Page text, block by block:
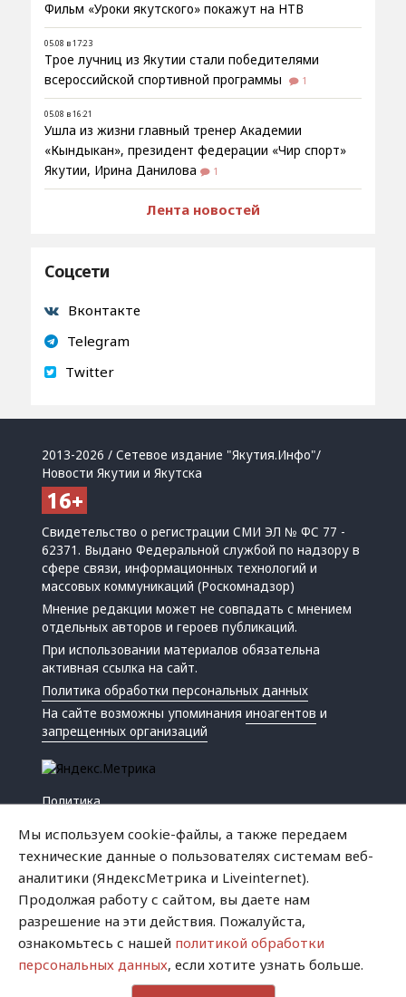
Фильм «Уроки якутского» покажут на НТВ
05.08 в 17:23
Трое лучниц из Якутии стали победителями
всероссийской спортивной программы
1
05.08 в 16:21
Ушла из жизни главный тренер Академии
«Кындыкан», президент федерации «Чир спорт»
Якутии, Ирина Данилова
1
Лента новостей
Соцсети
Вконтакте
Telegram
Twitter
2013-2026 / Сетевое издание "Якутия.Инфо"/
Новости Якутии и Якутска
Свидетельство о регистрации СМИ ЭЛ № ФС 77 -
62371. Выдано Федеральной службой по надзору в
сфере связи, информационных технологий и
массовых коммуникаций (Роскомнадзор)
Мнение редакции может не совпадать с мнением
отдельных авторов и героев публикаций.
При использовании материалов обязательна
активная ссылка на сайт.
Политика обработки персональных данных
На сайте возможны упоминанияиноагентов и
запрещенных организаций
Политика
Криминал
Успех
Хватит это терпеть
Мы используем cookie-файлы, а также передаем
технические данные о пользователях системам веб-
аналитики (ЯндексМетрика и Liveinternet).
Продолжая работу с сайтом, вы даете нам
разрешение на эти действия. Пожалуйста,
ознакомьтесь с нашей политикой обработки
персональных данных, если хотите узнать больше.